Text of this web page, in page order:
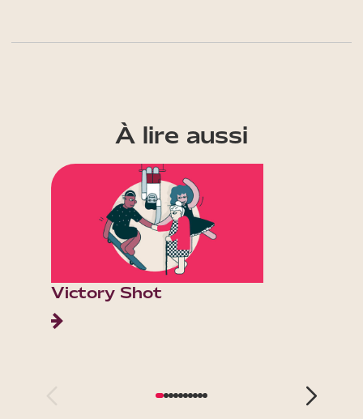
À lire aussi
Victory Shot